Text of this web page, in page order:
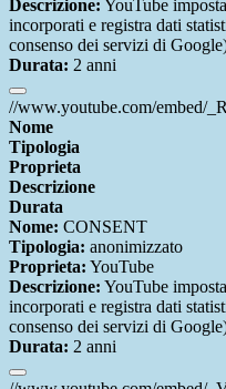
Descrizione: YouTube
incorporati e registra dati
consenso dei servizi di
Durata: 2 anni
//www.youtube.com/embed/
Nome
Tipologia
Proprieta
Descrizione
Durata
Nome: CONSENT
Tipologia: anonimizzato
Proprieta: YouTube
Descrizione: YouTube
incorporati e registra dati
consenso dei servizi di
Durata: 2 anni